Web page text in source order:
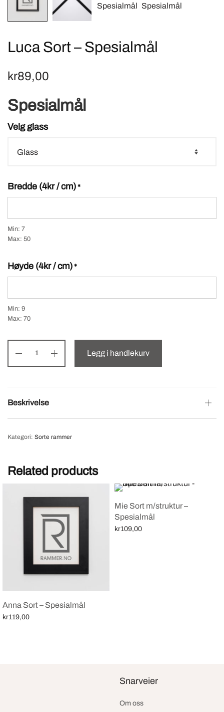
Luca Sort – Spesialmål
kr89,00
Spesialmål
Velg glass
Bredde (4kr / cm)*
Min: 7
Max: 50
Høyde (4kr / cm)*
Min: 9
Max: 70
Legg i handlekurv
Beskrivelse
Kategori: Sorte rammer
Related products
Anna Sort – Spesialmål
kr119,00
Mie Sort m/struktur –
Spesialmål
kr109,00
Snarveier
Om oss